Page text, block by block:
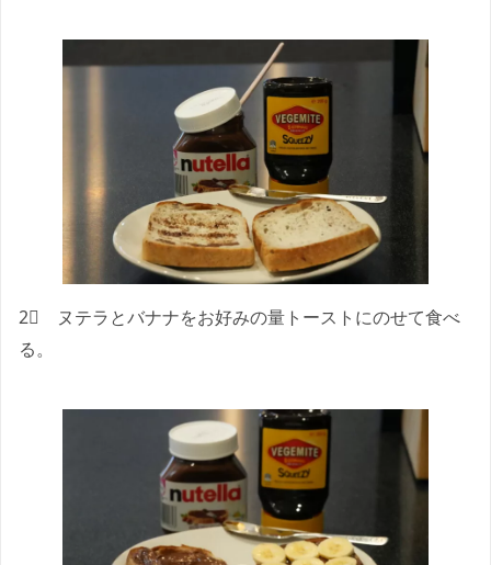
2⃣ ヌテラとバナナをお好みの量トーストにのせて食べ
る。